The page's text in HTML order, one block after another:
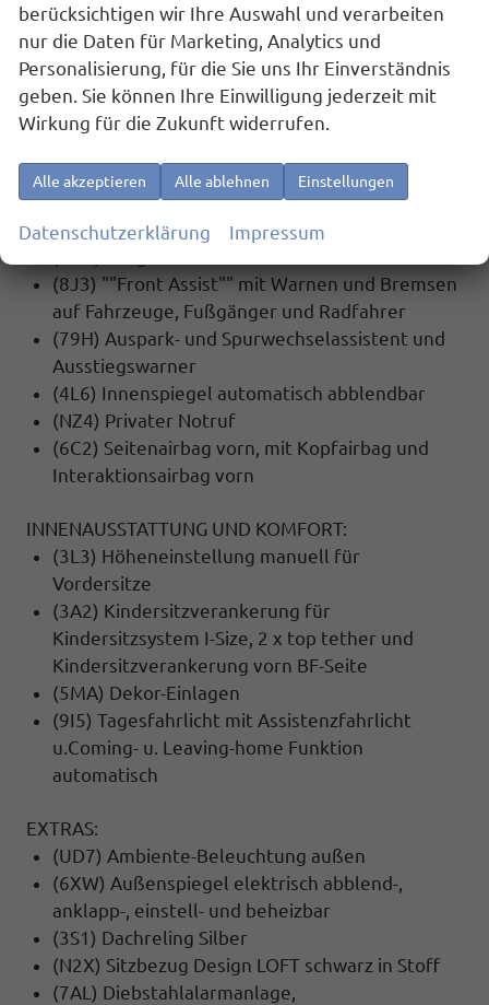
connect)
(QH1) Sprachsteuerung
(U9E) Extern, USB Typ-C Datenbuchse(n) und
Ladebuchse(n) mit erhöhter Ladeleistung
(9ZQ) Komforttelefonie: Wireless Charging
SICHERHEIT:
(EM2) Ablenkungs- und Müdigkeitserkennung
(8J3) ""Front Assist"" mit Warnen und Bremsen
auf Fahrzeuge, Fußgänger und Radfahrer
(79H) Auspark- und Spurwechselassistent und
Ausstiegswarner
(4L6) Innenspiegel automatisch abblendbar
(NZ4) Privater Notruf
(6C2) Seitenairbag vorn, mit Kopfairbag und
Interaktionsairbag vorn
INNENAUSSTATTUNG UND KOMFORT:
(3L3) Höheneinstellung manuell für
Vordersitze
(3A2) Kindersitzverankerung für
Kindersitzsystem I-Size, 2 x top tether und
Kindersitzverankerung vorn BF-Seite
(5MA) Dekor-Einlagen
(9I5) Tagesfahrlicht mit Assistenzfahrlicht
u.Coming- u. Leaving-home Funktion
automatisch
EXTRAS:
(UD7) Ambiente-Beleuchtung außen
(6XW) Außenspiegel elektrisch abblend-,
anklapp-, einstell- und beheizbar
(3S1) Dachreling Silber
(N2X) Sitzbezug Design LOFT schwarz in Stoff
(7AL) Diebstahlalarmanlage,
berücksichtigen wir Ihre Auswahl und verarbeiten
nur die Daten für Marketing, Analytics und
Personalisierung, für die Sie uns Ihr Einverständnis
geben. Sie können Ihre Einwilligung jederzeit mit
Wirkung für die Zukunft widerrufen.
Alle akzeptieren Alle ablehnen Einstellungen
Datenschutzerklärung Impressum